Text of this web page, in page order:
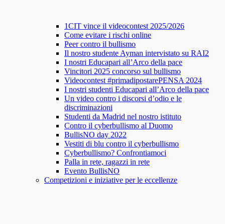
1CIT vince il videocontest 2025/2026
Come evitare i rischi online
Peer contro il bullismo
Il nostro studente Ayman intervistato su RAI2
I nostri Educapari all’Arco della pace
Vincitori 2025 concorso sul bullismo
Videocontest #primadipostarePENSA 2024
I nostri studenti Educapari all’Arco della pace
Un video contro i discorsi d’odio e le
discriminazioni
Studenti da Madrid nel nostro istituto
Contro il cyberbullismo al Duomo
BullisNO day 2022
Vestiti di blu contro il cyberbullismo
Cyberbullismo? Confrontiamoci
Palla in rete, ragazzi in rete
Evento BullisNO
Competizioni e iniziative per le eccellenze